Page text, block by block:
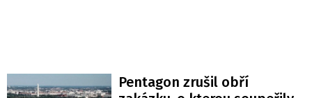
Pentagon zrušil obří